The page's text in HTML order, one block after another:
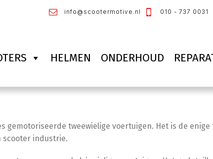
info@scootermotive.nl 010 - 737 0031
HELMEN ONDERHOUD
gemotoriseerde tweewielige voertuigen. Het is de
scooter industrie.